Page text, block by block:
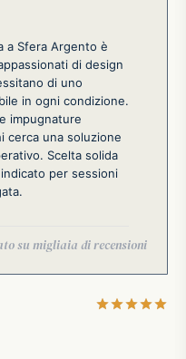
a Sfera Argento è
di design
di uno
in ogni condizione.
impugnature
cerca una soluzione
Scelta solida
per sessioni